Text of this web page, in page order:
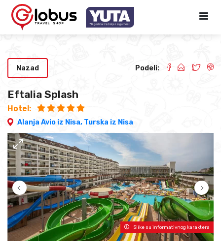
Eftalia Splash
Hotel:
Alanja Avio iz Nisa, Turska iz Nisa
Nazad Podeli:
Slike su informativnog karaktera